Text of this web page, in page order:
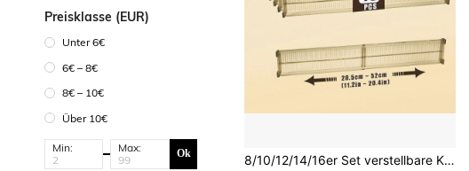
Preisklasse (EUR)
Unter 6€
6€ – 8€
8€ – 10€
Über 10€
Min: Max: Ok 8/10/12/14/16er Set verstellbare Kunststoff-Schubladentrenner: Ausdehnbares Gitter zur Organisation von Kleidung, Socken und anderen Artikeln in Haushalts-Aufbewahrungsschränken